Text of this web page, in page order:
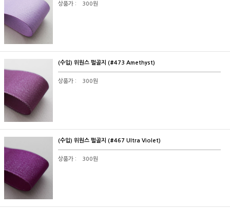
상품가 : 300원
(수입) 위원스 펄골지 (#473 Amethyst)
상품가 : 300원
(수입) 위원스 펄골지 (#467 Ultra Violet)
상품가 : 300원